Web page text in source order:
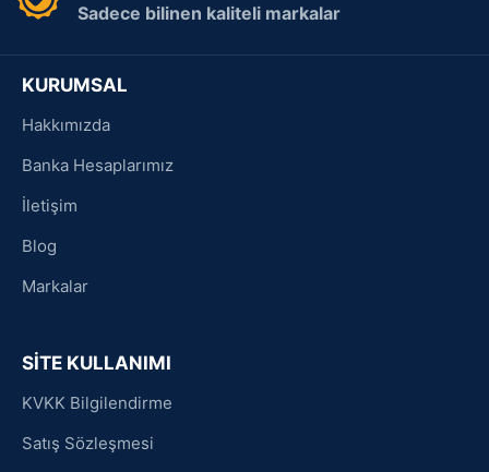
Sadece bilinen kaliteli markalar
KURUMSAL
Hakkımızda
Banka Hesaplarımız
İletişim
Blog
Markalar
SİTE KULLANIMI
KVKK Bilgilendirme
Satış Sözleşmesi